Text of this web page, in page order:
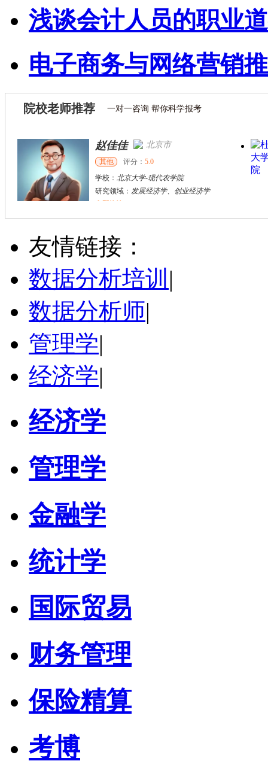
浅谈会计人员的职业
电子商务与网络营销
院校老师推荐 一对一咨询 帮你科学报考
赵佳佳 北京市
其他 评分： 5.0
学校： 北京大学-现代农学院
研究领域： 发展经济学、创业经济学
张千帆 哈尔滨市
博导
学校：哈尔滨工业大学
立即咨询
友情链接：
数据分析培训 |
数据分析师|
管理学|
经济学|
经济学
管理学
金融学
统计学
国际贸易
财务管理
保险精算
考博